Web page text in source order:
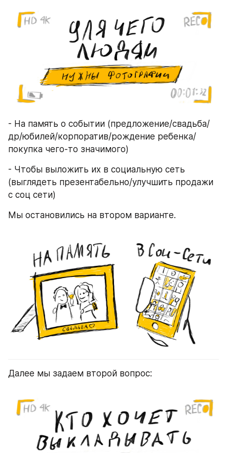
- На память о событии (предложение/свадьба/
др/юбилей/корпоратив/рождение ребенка/
покупка чего-то значимого)
- Чтобы выложить их в социальную сеть
(выглядеть презентабельно/улучшить продажи
с соц сети)
Мы остановились на втором варианте.
Далее мы задаем второй вопрос: